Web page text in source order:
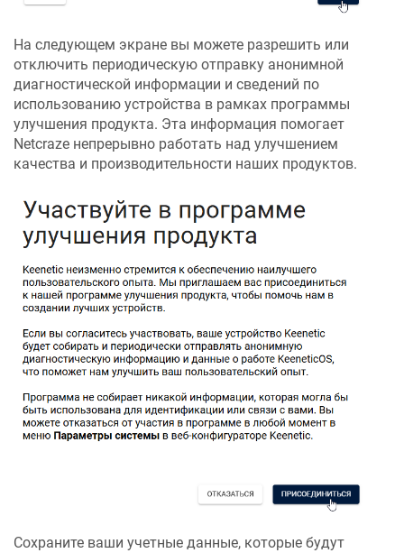
На следующем экране вы можете разрешить или
отключить периодическую отправку анонимной
диагностической информации и сведений по
использованию устройства в рамках программы
улучшения продукта. Эта информация помогает
Netcraze непрерывно работать над улучшением
качества и производительности наших продуктов.
Сохраните ваши учетные данные, которые будут